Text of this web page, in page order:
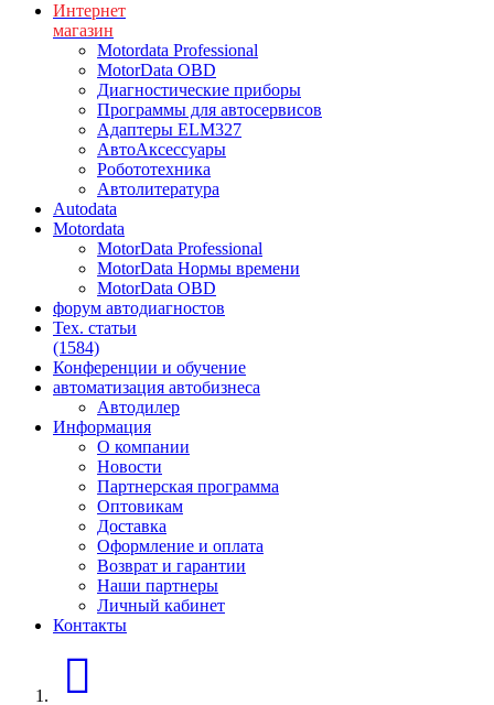
Интернет
магазин
Motordata Professional
MotorData OBD
Диагностические приборы
Программы для автосервисов
Адаптеры ELM327
АвтоАксессуары
Робототехника
Автолитература
Autodata
Motordata
MotorData Professional
MotorData Нормы времени
MotorData OBD
форум автодиагностов
Тех. статьи
(1584)
Конференции и обучение
автоматизация автобизнеса
Автодилер
Информация
О компании
Новости
Партнерская программа
Оптовикам
Доставка
Оформление и оплата
Возврат и гарантии
Наши партнеры
Личный кабинет
Контакты